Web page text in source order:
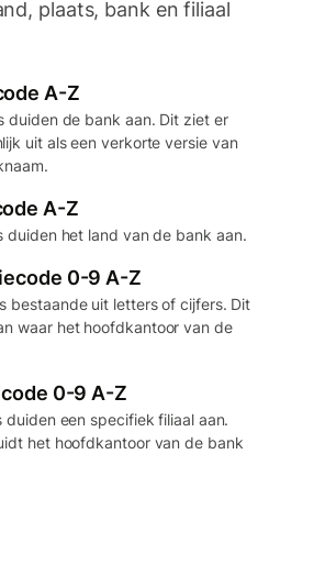
plaats, bank en filiaal
A-Z
duiden de bank aan. Dit ziet er
uit als een verkorte versie van
A-Z
duiden het land van de bank aan.
0-9 A-Z
bestaande uit letters of cijfers. Dit
waar het hoofdkantoor van de
0-9 A-Z
duiden een specifiek filiaal aan.
het hoofdkantoor van de bank